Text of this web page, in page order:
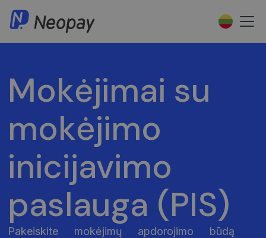
Mokėjimai su
mokėjimo
inicijavimo
paslauga (PIS)
Pakeiskite mokėjimų apdorojimo būdą